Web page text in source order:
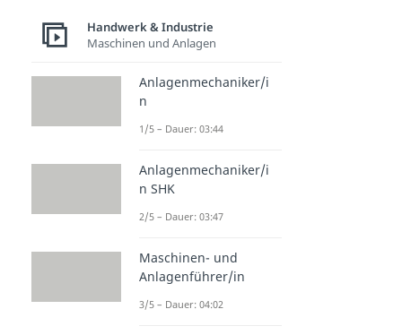
Handwerk & Industrie
Maschinen und Anlagen
Anlagenmechaniker/i
n
1/5 – Dauer: 03:44
Anlagenmechaniker/i
n SHK
2/5 – Dauer: 03:47
Maschinen- und
Anlagenführer/in
3/5 – Dauer: 04:02